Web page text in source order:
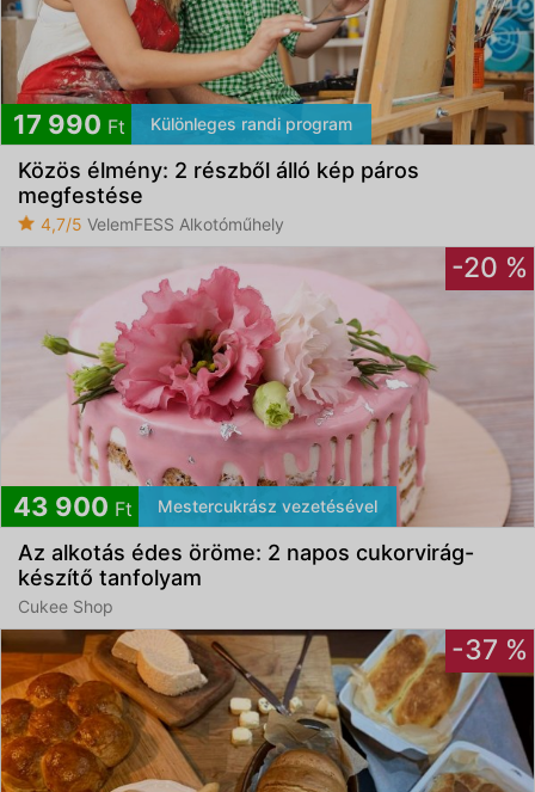
17 990 Ft Különleges randi program
Közös élmény: 2 részből álló kép páros
megfestése
4,7/5 VelemFESS Alkotóműhely
-20 %
43 900 Ft Mestercukrász vezetésével
Az alkotás édes öröme: 2 napos cukorvirág-
készítő tanfolyam
Cukee Shop
-37 %